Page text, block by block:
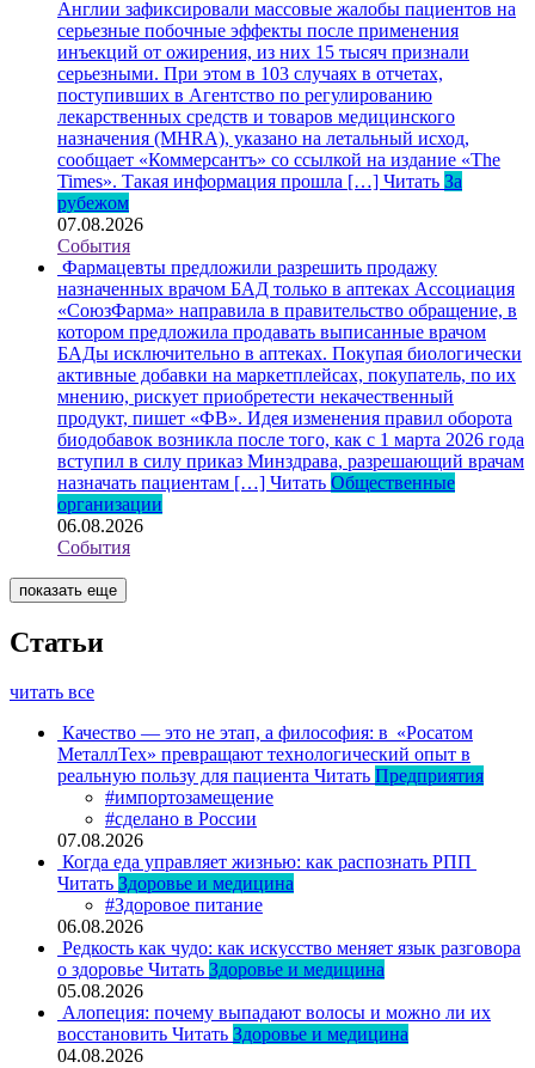
Англии зафиксировали массовые жалобы пациентов на
серьезные побочные эффекты после применения
инъекций от ожирения, из них 15 тысяч признали
серьезными. При этом в 103 случаях в отчетах,
поступивших в Агентство по регулированию
лекарственных средств и товаров медицинского
назначения (MHRA), указано на летальный исход,
сообщает «Коммерсантъ» со ссылкой на издание «The
Times». Такая информация прошла […] Читать За
рубежом
07.08.2026
События
Фармацевты предложили разрешить продажу
назначенных врачом БАД только в аптеках Ассоциация
«СоюзФарма» направила в правительство обращение, в
котором предложила продавать выписанные врачом
БАДы исключительно в аптеках. Покупая биологически
активные добавки на маркетплейсах, покупатель, по их
мнению, рискует приобретести некачественный
продукт, пишет «ФВ». Идея изменения правил оборота
биодобавок возникла после того, как с 1 марта 2026 года
вступил в силу приказ Минздрава, разрешающий врачам
назначать пациентам […] Читать Общественные
организации
06.08.2026
События
показать еще
Статьи
читать все
Качество — это не этап, а философия: в «Росатом
МеталлТех» превращают технологический опыт в
реальную пользу для пациента Читать Предприятия
#импортозамещение
#сделано в России
07.08.2026
Когда еда управляет жизнью: как распознать РПП
Читать Здоровье и медицина
#Здоровое питание
06.08.2026
Редкость как чудо: как искусство меняет язык разговора
о здоровье Читать Здоровье и медицина
05.08.2026
Алопеция: почему выпадают волосы и можно ли их
восстановить Читать Здоровье и медицина
04.08.2026